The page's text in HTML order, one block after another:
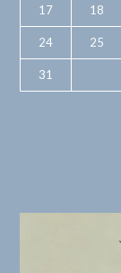
17 18
24 25
31